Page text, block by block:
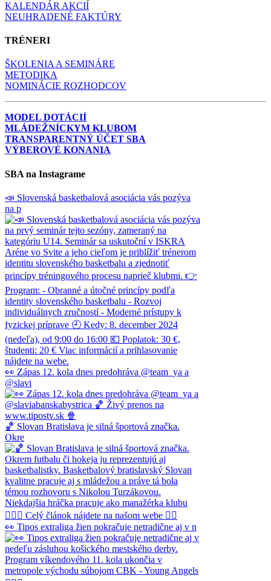
KALENDÁR AKCIÍ
NEUHRADENÉ FAKTÚRY
TRÉNERI
ŠKOLENIA A SEMINÁRE
METODIKA
NOMINÁCIE ROZHODCOV
MODEL DOTÁCIÍ
MLÁDEŽNÍCKYM KLUBOM
TRANSPARENTNÝ ÚČET SBA
VÝBEROVÉ KONANIA
SBA na Instagrame
📣 Slovenská basketbalová asociácia vás pozýva
na p
👀 Zápas 12. kola dnes predohráva @team_ya a
@slavi
🏀 Slovan Bratislava je silná športová značka.
Okre
👀 Tipos extraliga žien pokračuje netradične aj v n